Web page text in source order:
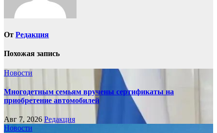
От Редакция
Похожая запись
Новости
Многодетным семьям вручены сертификаты на
приобретение автомобилей
Авг 7, 2026 Редакция
Новости